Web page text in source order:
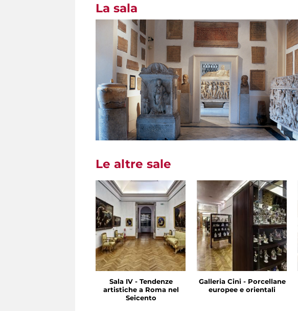
La sala
Le altre sale
Sala IV - Tendenze
artistiche a Roma nel
Seicento
Galleria Cini - Porcellane
europee e orientali